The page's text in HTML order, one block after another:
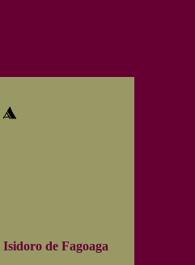
Isidoro de Fagoaga